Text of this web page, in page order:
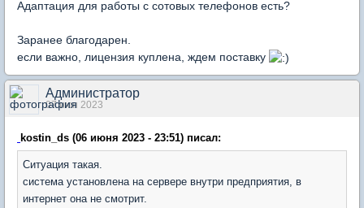
Адаптация для работы с сотовых телефонов есть?
Заранее благодарен.
если важно, лицензия куплена, ждем поставку
Администратор
07 июн 2023
kostin_ds (06 июня 2023 - 23:51) писал:
Ситуация такая.
система установлена на сервере внутри предприятия, в
интернет она не смотрит.